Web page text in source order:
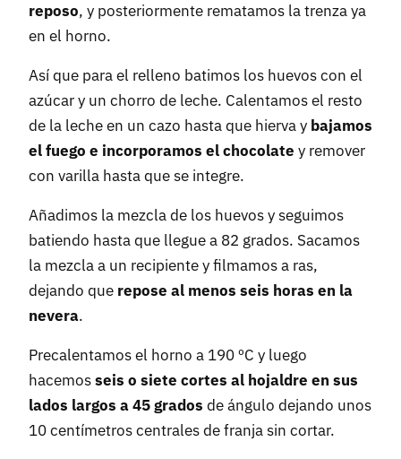
reposo, y posteriormente rematamos la trenza ya
en el horno.
Así que para el relleno batimos los huevos con el
azúcar y un chorro de leche. Calentamos el resto
de la leche en un cazo hasta que hierva y bajamos
el fuego e incorporamos el chocolate y remover
con varilla hasta que se integre.
Añadimos la mezcla de los huevos y seguimos
batiendo hasta que llegue a 82 grados. Sacamos
la mezcla a un recipiente y filmamos a ras,
dejando que repose al menos seis horas en la
nevera.
Precalentamos el horno a 190 ºC y luego
hacemosseis o siete cortes al hojaldre en sus
lados largos a 45 grados de ángulo dejando unos
10 centímetros centrales de franja sin cortar.